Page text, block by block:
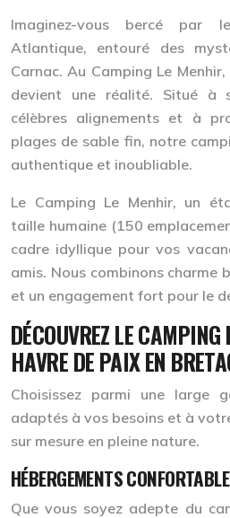
Imaginez-vous bercé par
Atlantique, entouré des
Carnac. Au Camping Le
devient une réalité. Situé à
célèbres alignements et à
plages de sable fin, notre
authentique et inoubliable.
Le Camping Le Menhir, un
taille humaine (150
cadre idyllique pour vos
amis. Nous combinons charme
et un engagement fort pour le
DÉCOUVREZ LE
HAVRE DE PAIX EN
Choisissez parmi une large
adaptés à vos besoins et à
sur mesure en pleine nature.
HÉBERGEMENTS
Que vous soyez adepte du